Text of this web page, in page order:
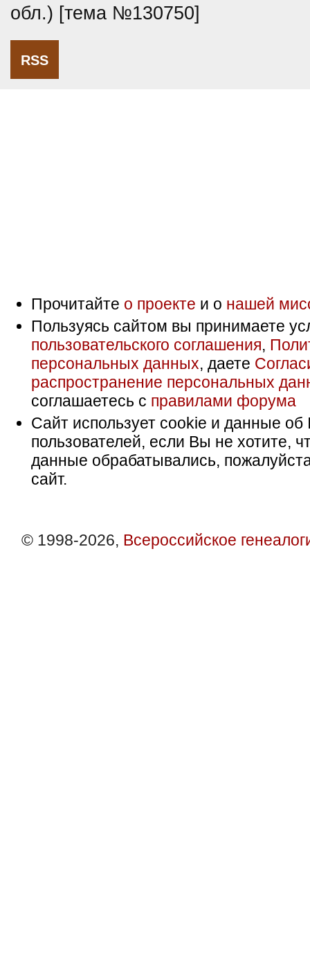
обл.) [тема №130750]
RSS
Прочитайте о проекте и о нашей
Пользуясь сайтом вы принимаете
пользовательского соглашения,
персональных данных, даете
распространение персональных
соглашаетесь с правилами форума
Сайт использует cookie и данные об
пользователей, если Вы не хотите,
данные обрабатывались,
сайт.
© 1998-2026, Всероссийское